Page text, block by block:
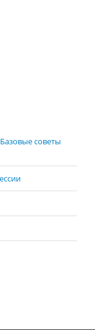
советы